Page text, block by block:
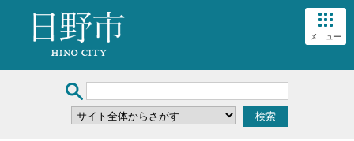
メニュー